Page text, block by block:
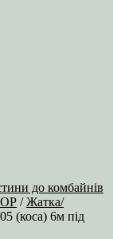
до комбайнів
/Жатка/
(коса) 6м під